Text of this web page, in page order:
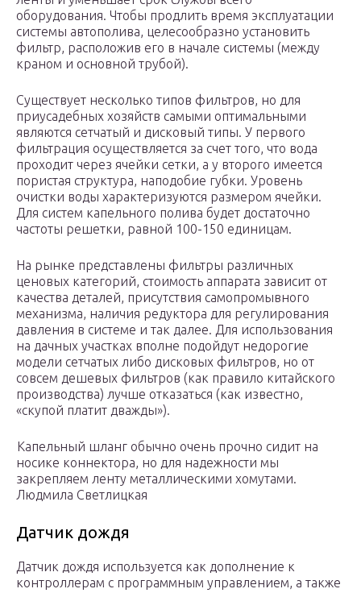
оборудования. Чтобы продлить время эксплуатации
системы автополива, целесообразно установить
фильтр, расположив его в начале системы (между
краном и основной трубой).
Существует несколько типов фильтров, но для
приусадебных хозяйств самыми оптимальными
являются сетчатый и дисковый типы. У первого
фильтрация осуществляется за счет того, что вода
проходит через ячейки сетки, а у второго имеется
пористая структура, наподобие губки. Уровень
очистки воды характеризуются размером ячейки.
Для систем капельного полива будет достаточно
частоты решетки, равной 100-150 единицам.
На рынке представлены фильтры различных
ценовых категорий, стоимость аппарата зависит от
качества деталей, присутствия самопромывного
механизма, наличия редуктора для регулирования
давления в системе и так далее. Для использования
на дачных участках вполне подойдут недорогие
модели сетчатых либо дисковых фильтров, но от
совсем дешевых фильтров (как правило китайского
производства) лучше отказаться (как известно,
«скупой платит дважды»).
Капельный шланг обычно очень прочно сидит на
носике коннектора, но для надежности мы
закрепляем ленту металлическими хомутами.
Людмила Светлицкая
Датчик дождя
Датчик дождя используется как дополнение к
контроллерам с программным управлением, а также